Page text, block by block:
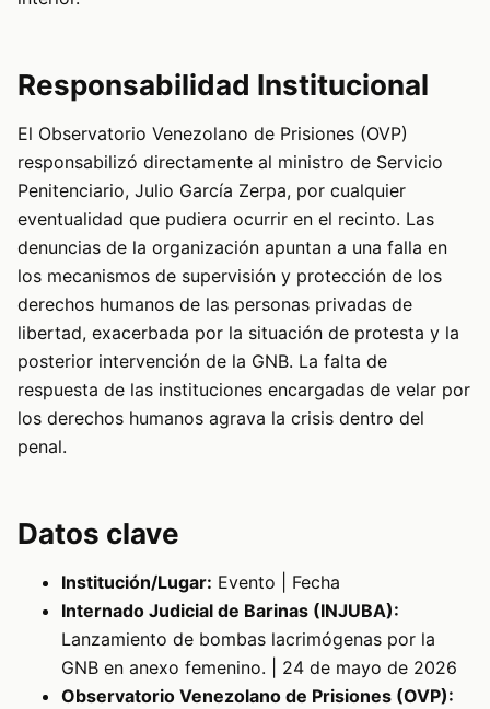
Responsabilidad Institucional
El Observatorio Venezolano de Prisiones (OVP)
responsabilizó directamente al ministro de Servicio
Penitenciario, Julio García Zerpa, por cualquier
eventualidad que pudiera ocurrir en el recinto. Las
denuncias de la organización apuntan a una falla en
los mecanismos de supervisión y protección de los
derechos humanos de las personas privadas de
libertad, exacerbada por la situación de protesta y la
posterior intervención de la GNB. La falta de
respuesta de las instituciones encargadas de velar por
los derechos humanos agrava la crisis dentro del
penal.
Datos clave
Institución/Lugar: Evento | Fecha
Internado Judicial de Barinas (INJUBA):
Lanzamiento de bombas lacrimógenas por la
GNB en anexo femenino. | 24 de mayo de 2026
Observatorio Venezolano de Prisiones (OVP):